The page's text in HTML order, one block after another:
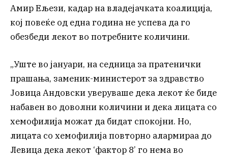
Амир Ељези, кадар на владејачката коалиција,
кој повеќе од една година не успева да го
обезбеди лекот во потребните количини.
„Уште во јануари, на седница за пратенички
прашања, заменик-министерот за здравство
Јовица Андовски уверуваше дека лекот ќе биде
набавен во доволни количини и дека лицата со
хемофилија можат да бидат спокојни. Но,
лицата со хемофилија повторно алармираа до
Левица дека лекот ‘фактор 8’ го нема во